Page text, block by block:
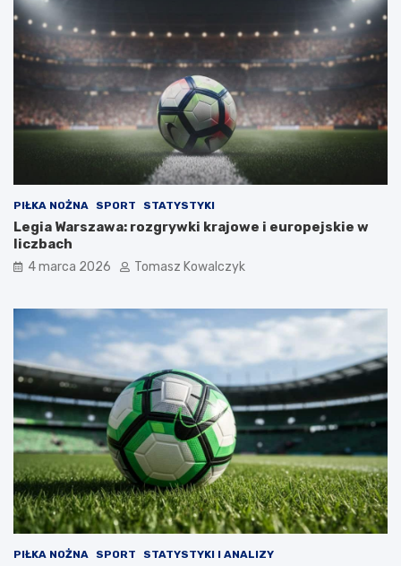
PIŁKA NOŻNA SPORT STATYSTYKI
Legia Warszawa: rozgrywki krajowe i europejskie w
liczbach
4 marca 2026 Tomasz Kowalczyk
PIŁKA NOŻNA SPORT STATYSTYKI I ANALIZY